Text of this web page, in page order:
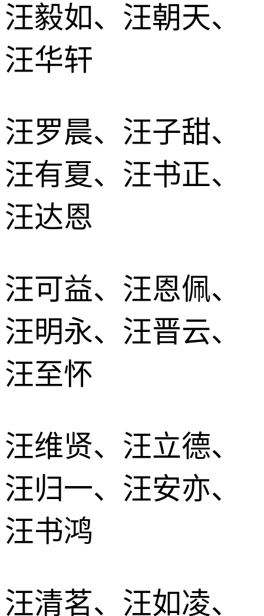
汪毅如、汪朝天、
汪华轩
汪罗晨、汪子甜、
汪有夏、汪书正、
汪达恩
汪可益、汪恩佩、
汪明永、汪晋云、
汪至怀
汪维贤、汪立德、
汪归一、汪安亦、
汪书鸿
汪清茗、汪如凌、